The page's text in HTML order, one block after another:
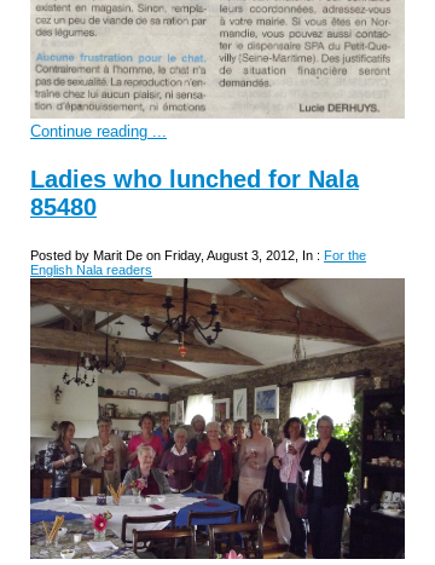
Continue reading ...
Ladies who lunched for Nala
85480
Posted by Marit De on Friday, August 3, 2012, In : For the
English Nala readers